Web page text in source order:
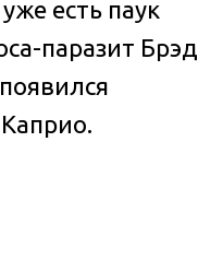
есть паук
паразит Брэд